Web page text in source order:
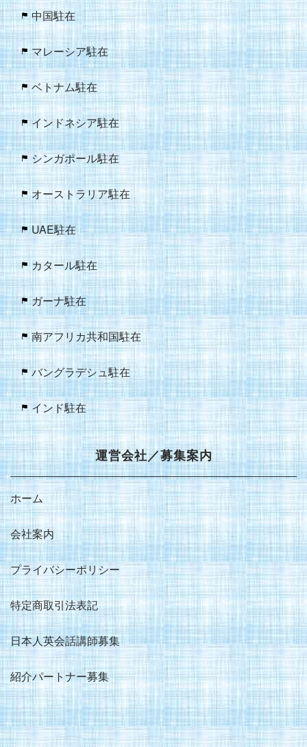
中国駐在
マレーシア駐在
ベトナム駐在
インドネシア駐在
シンガポール駐在
オーストラリア駐在
UAE駐在
カタール駐在
ガーナ駐在
南アフリカ共和国駐在
バングラデシュ駐在
インド駐在
運営会社／募集案内
ホーム
会社案内
プライバシーポリシー
特定商取引法表記
日本人英会話講師募集
紹介パートナー募集